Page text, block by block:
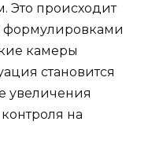
Это происходит
формулировками
камеры
становится
увеличения
на